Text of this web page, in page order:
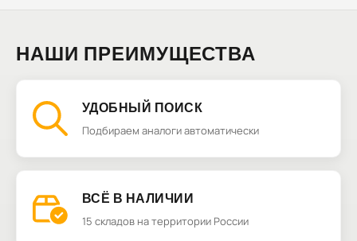
НАШИ ПРЕИМУЩЕСТВА
УДОБНЫЙ ПОИСК
Подбираем аналоги автоматически
ВСЁ В НАЛИЧИИ
15 складов на территории России